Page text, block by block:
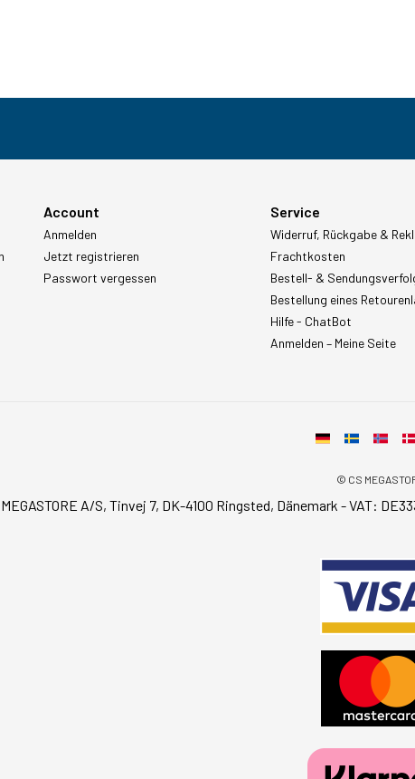
Account
Anmelden
Jetzt registrieren
Passwort vergessen
Service
Widerruf, Rückgabe &
Frachtkosten
Bestell- &
Bestellung eines
Hilfe - ChatBot
Anmelden – Meine Seite
© CS
MEGASTORE A/S, Tinvej 7, DK-4100 Ringsted, Dänemark - VAT: